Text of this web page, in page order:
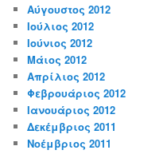
Αύγουστος 2012
Ιούλιος 2012
Ιούνιος 2012
Μάιος 2012
Απρίλιος 2012
Φεβρουάριος 2012
Ιανουάριος 2012
Δεκέμβριος 2011
Νοέμβριος 2011